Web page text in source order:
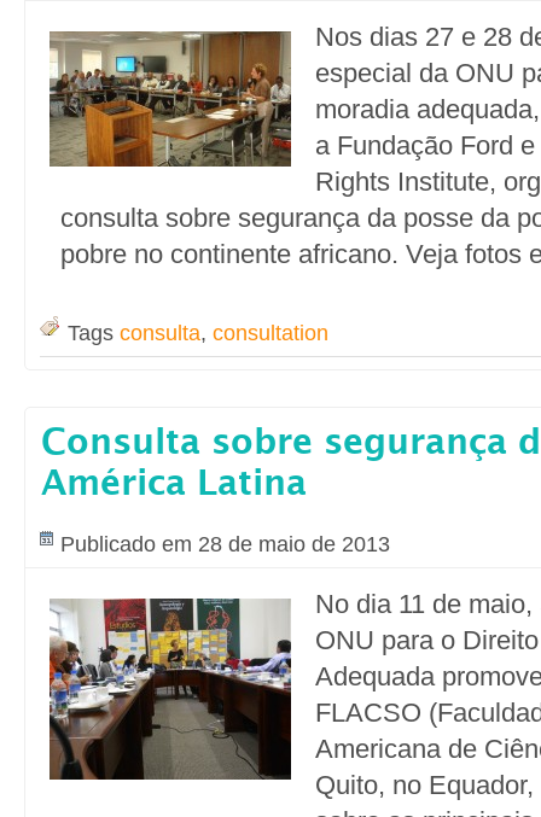
Nos dias 27 e 28
especial da ONU
moradia
a Fundação Ford
Rights Institute,
consulta sobre segurança da posse da
pobre no continente africano. Veja fotos
Tags consulta, consultation
Consulta sobre segurança
América Latina
Publicado em 28 de maio de 2013
No dia 11 de
ONU para o
Adequada
FLACSO
Americana de
Quito, no